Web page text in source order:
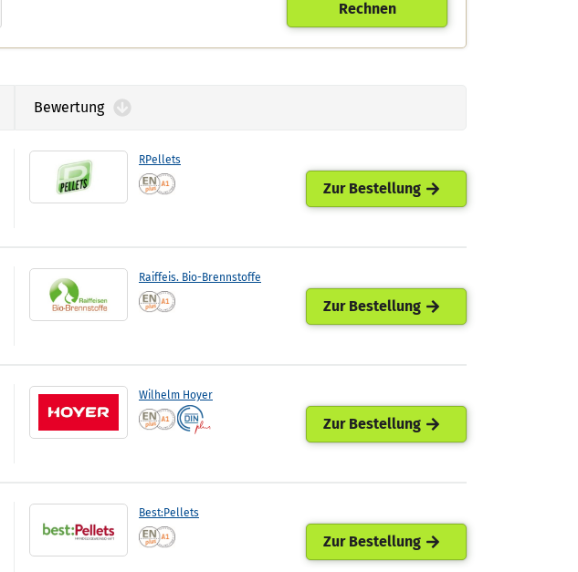
Rechnen
Bewertung
RPellets
Zur Bestellung
Raiffeis. Bio-Brennstoffe
Zur Bestellung
Wilhelm Hoyer
Zur Bestellung
Best:Pellets
Zur Bestellung